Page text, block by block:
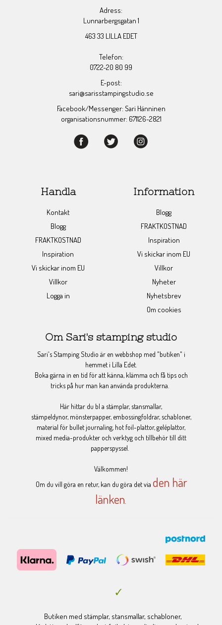
Adress:
Lunnarbergsgatan 1
463 33 LILLA EDET
Telefon:
0722-20 80 99
E-post:
sari@sarisstampingstudio.se
Facebook/Messenger: Sari Hänninen
organisationsnummer: 671126-2821
Handla
Kontakt
Blogg
FRAKTKOSTNAD
Inspiration
Vi skickar inom EU
Villkor
Logga in
Information
Blogg
FRAKTKOSTNAD
Inspiration
Vi skickar inom EU
Villkor
Nyheter
Nyhetsbrev
Om cookies
Om Sari's stamping studio
Sari's Stamping Studio är en webbshop med "butiken" i
hemmet i Lilla Edet.
Boka gärna in en tid för att känna, klämma och få tips och
tricks på hur man kan använda produkterna.
Här hittar du bl a stämplar, stansmallar,
stämpeldynor, mönsterpapper, embossingfoldrar, schabloner,
material för bullet journaling, hot foil-plattor, geléplattor,
mixed media-produkter och verktyg och tillbehör till ditt
papperspyssel.
Välkommen!
Om du vill göra en retur, kan du göra det via den här
länken
Butiken med stämplar, stansmallar, schabloner,